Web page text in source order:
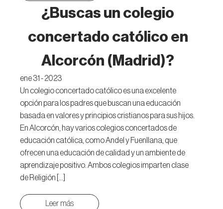
¿Buscas un colegio
concertado católico en
Alcorcón (Madrid)?
ene 31 - 2023
Un colegio concertado católico es una excelente
opción para los padres que buscan una educación
basada en valores y principios cristianos para sus hijos.
En Alcorcón, hay varios colegios concertados de
educación católica, como Andel y Fuenllana, que
ofrecen una educación de calidad y un ambiente de
aprendizaje positivo. Ambos colegios imparten clase
de Religión […]
Leer más